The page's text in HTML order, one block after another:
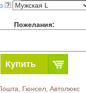
:
Пожелания:
Купить
Гюнсел, Автолюкс